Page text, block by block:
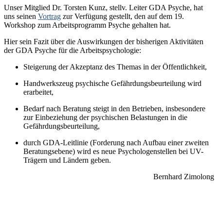
Unser Mitglied Dr. Torsten Kunz, stellv. Leiter GDA Psyche, hat
uns seinen Vortrag zur Verfügung gestellt, den auf dem 19.
Workshop zum Arbeitsprogramm Psyche gehalten hat.
Hier sein Fazit über die Auswirkungen der bisherigen Aktivitäten
der GDA Psyche für die Arbeitspsychologie:
Steigerung der Akzeptanz des Themas in der Öffentlichkeit,
Handwerkszeug psychische Gefährdungsbeurteilung wird
erarbeitet,
Bedarf nach Beratung steigt in den Betrieben, insbesondere
zur Einbeziehung der psychischen Belastungen in die
Gefährdungsbeurteilung,
durch GDA-Leitlinie (Forderung nach Aufbau einer zweiten
Beratungsebene) wird es neue Psychologenstellen bei UV-
Trägern und Ländern geben.
Bernhard Zimolong